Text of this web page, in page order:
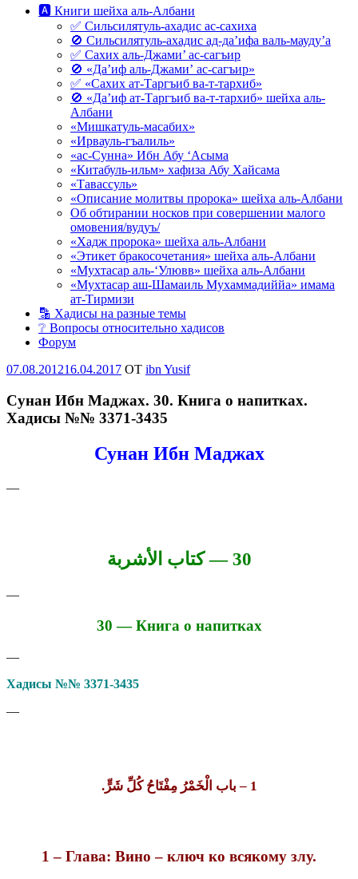
🅰 Книги шейха аль-Албани
✅ Сильсилятуль-ахадис ас-сахиха
🚫 Сильсилятуль-ахадис ад-да’ифа валь-мауду’а
✅ Сахих аль-Джами’ ас-сагъир
🚫 «Да’иф аль-Джами’ ас-сагъир»
✅ «Сахих ат-Таргъиб ва-т-тархиб»
🚫 «Да’иф ат-Таргъиб ва-т-тархиб» шейха аль-
Албани
«Мишкатуль-масабих»
«Ирвауль-гъалиль»
«ас-Сунна» Ибн Абу ‘Асыма
«Китабуль-ильм» хафиза Абу Хайсама
«Тавассуль»
«Описание молитвы пророка» шейха аль-Албани
Об обтирании носков при совершении малого
омовения/вудуъ/
«Хадж пророка» шейха аль-Албани
«Этикет бракосочетания» шейха аль-Албани
«Мухтасар аль-‘Улювв» шейха аль-Албани
«Мухтасар аш-Шамаиль Мухаммадиййа» имама
ат-Тирмизи
🔡 Хадисы на разные темы
❔ Вопросы относительно хадисов
Форум
Опубликовано
07.08.201216.04.2017 OT ibn Yusif
Сунан Ибн Маджах. 30. Книга о напитках.
Хадисы №№ 3371-3435
Сунан Ибн Маджах
—
30 — كتاب الأشربة
—
30 — Книга о напитках
—
Хадисы №№ 3371-3435
—
1 – باب الْخَمْرُ مِفْتَاحُ كُلِّ شَرٍّ.
1 – Глава: Вино – ключ ко всякому злу.